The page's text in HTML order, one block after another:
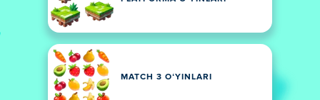
MATCH 3 OʻYINLARI